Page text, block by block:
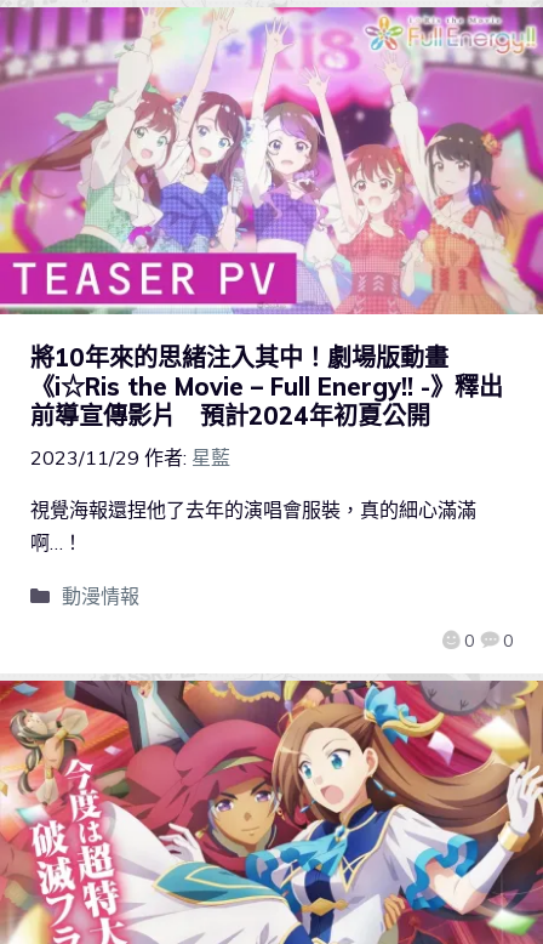
將10年來的思緒注入其中！劇場版動畫
《i☆Ris the Movie – Full Energy!! -》釋出
前導宣傳影片 預計2024年初夏公開
2023/11/29 作者: 星藍
0 0
視覺海報還捏他了去年的演唱會服裝，真的細心滿滿
啊…！
動漫情報